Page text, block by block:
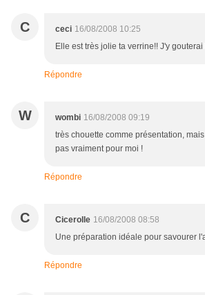
C ceci 16/08/2008 10:25
Elle est très jolie ta verrine!! J'y gouterai
Répondre
W wombi 16/08/2008 09:19
très chouette comme présentation,
pas vraiment pour moi !
Répondre
C Cicerolle 16/08/2008 08:58
Une préparation idéale pour savourer
Répondre